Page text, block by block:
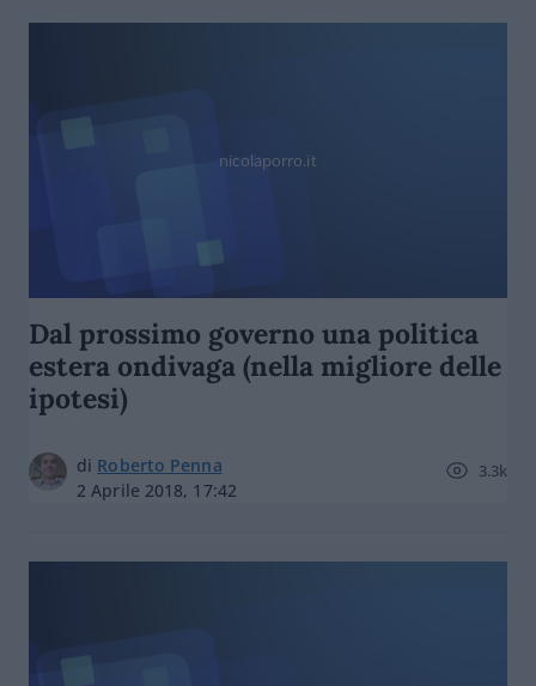
nicolaporro.it
Dal prossimo governo una politica
estera ondivaga (nella migliore delle
ipotesi)
di Roberto Penna
2 Aprile 2018, 17:42
3.3k